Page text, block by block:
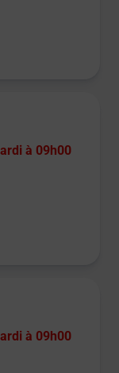
à 09h00
à 09h00